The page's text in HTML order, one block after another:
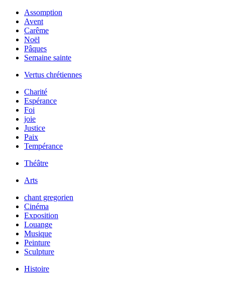
Assomption
Avent
Carême
Noël
Pâques
Semaine sainte
Vertus chrétiennes
Charité
Espérance
Foi
joie
Justice
Paix
Tempérance
Théâtre
Arts
chant gregorien
Cinéma
Exposition
Louange
Musique
Peinture
Sculpture
Histoire